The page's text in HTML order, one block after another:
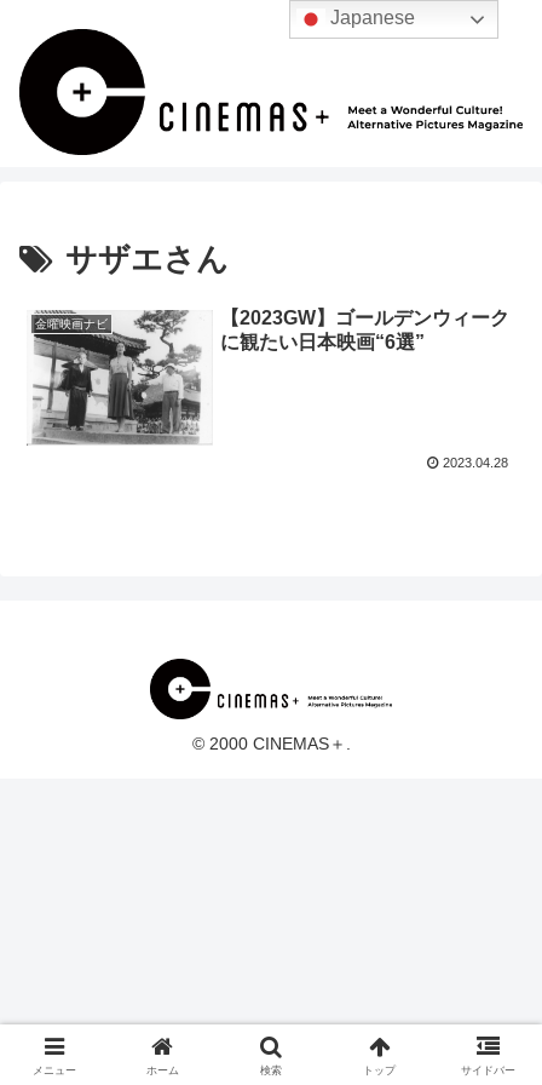
サザエさん
金曜映画ナビ
【2023GW】ゴールデンウィーク
に観たい日本映画“6選”
2023.04.28
© 2000 CINEMAS＋.
メニュー ホーム 検索 トップ サイドバー
Japanese